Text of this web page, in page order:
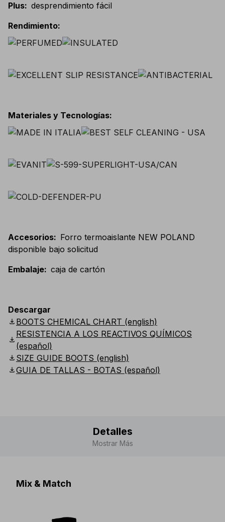
Plus: desprendimiento fácil
Rendimiento:
Materiales y Tecnologías:
Accesorios: Forro termoaislante NEW POLAND
disponible bajo solicitud
Embalaje: caja de cartón
Descargar
download BOOTS CHEMICAL CHART (english)
download
RESISTENCIA A LOS REACTIVOS QUÍMICOS
(español)
download SIZE GUIDE BOOTS (english)
downloadGUIA DE TALLAS - BOTAS (español)
Detalles
Mostrar Más
Mix & Match